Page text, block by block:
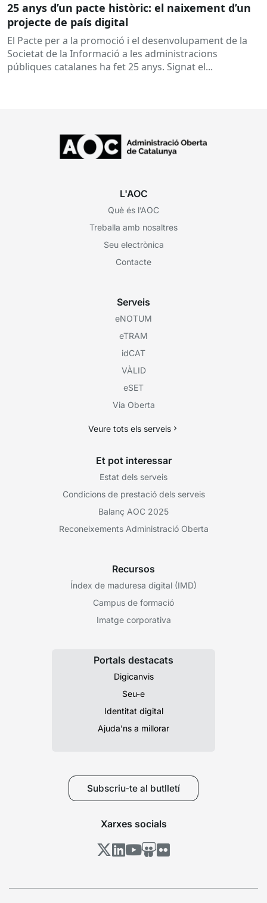
25 anys d’un pacte històric: el naixement d’un
projecte de país digital
El Pacte per a la promoció i el desenvolupament de la
Societat de la Informació a les administracions
públiques catalanes ha fet 25 anys. Signat el...
L'AOC
Què és l’AOC
Treballa amb nosaltres
Seu electrònica
Contacte
Serveis
eNOTUM
eTRAM
idCAT
VÀLID
eSET
Via Oberta
Veure tots els serveis
Et pot interessar
Estat dels serveis
Condicions de prestació dels serveis
Balanç AOC 2025
Reconeixements Administració Oberta
Recursos
Índex de maduresa digital (IMD)
Campus de formació
Imatge corporativa
Portals destacats
Digicanvis
Seu-e
Identitat digital
Ajuda’ns a millorar
Subscriu-te al butlletí
Xarxes socials